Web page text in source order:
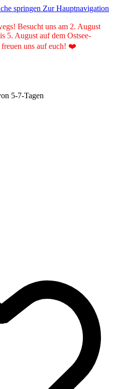
springen Zur Hauptnavigation
Besucht uns am 2. August
5. August auf dem Ostsee-
uns auf euch! ❤️
5-7-Tagen